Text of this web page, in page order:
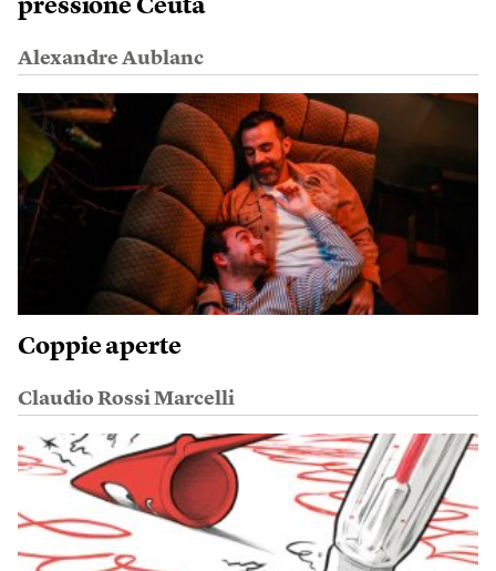
pressione Ceuta
Alexandre Aublanc
Coppie aperte
Claudio Rossi Marcelli